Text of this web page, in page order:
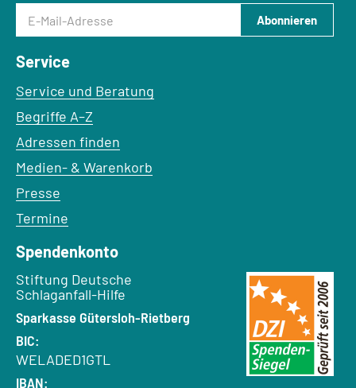
E-Mail-Adresse
Abonnieren
Service
Service und Beratung
Begriffe A–Z
Adressen finden
Medien- & Warenkorb
Presse
Termine
Spendenkonto
Empfänger:
Stiftung Deutsche
Schlaganfall-Hilfe
Bank:
Sparkasse Gütersloh-Rietberg
BIC:
WELADED1GTL
IBAN: